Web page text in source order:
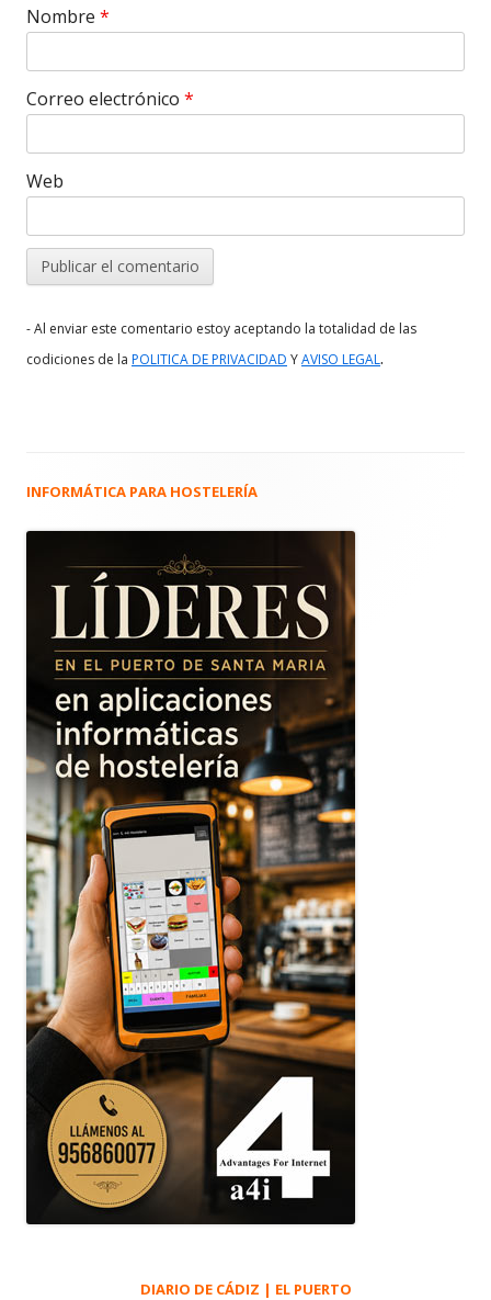
Nombre *
Correo electrónico *
Web
- Al enviar este comentario estoy aceptando la totalidad de las
codiciones de la POLITICA DE PRIVACIDAD YAVISO LEGAL.
Barra
principal
INFORMÁTICA PARA HOSTELERÍA
DIARIO DE CÁDIZ | EL PUERTO